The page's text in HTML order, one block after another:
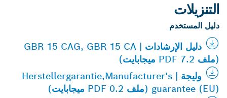
التنزيلات
دليل المستخدم
دليل الإرشادات | GBR 15 CAG, GBR 15 CA
(ملف PDF 7.2 ميجابايت)
وليجة | Herstellergarantie,Manufacturer's
guarantee (EU) (ملف PDF 0.2 ميجابايت)